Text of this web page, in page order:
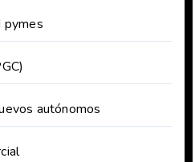
pymes
autónomos